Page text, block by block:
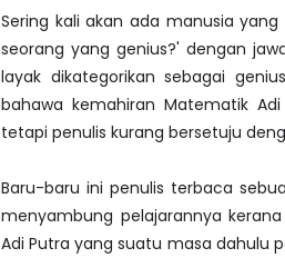
Sering kali akan ada manusia
seorang yang genius?' dengan
layak dikategorikan sebagai
bahawa kemahiran Matematik
tetapi penulis kurang bersetuju
Baru-baru ini penulis terbaca
menyambung pelajarannya
Adi Putra yang suatu masa dahulu